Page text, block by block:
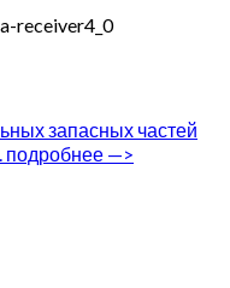
запасных частей
подробнее —>